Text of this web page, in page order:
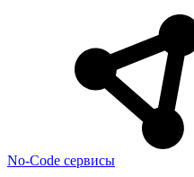
No-Code сервисы